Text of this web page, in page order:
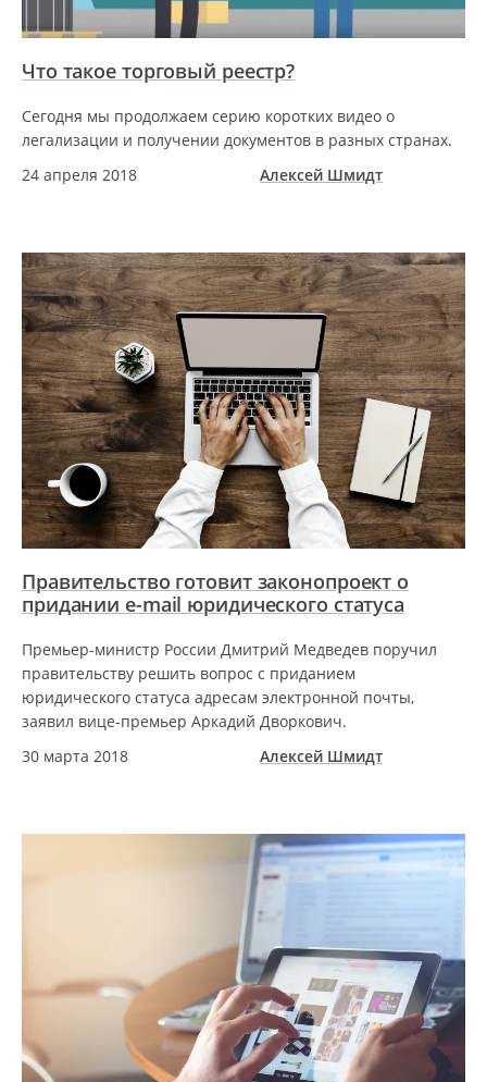
Что такое торговый реестр?
Сегодня мы продолжаем серию коротких видео о
легализации и получении документов в разных странах.
24 апреля 2018
Алексей Шмидт
Правительство готовит законопроект о
придании e-mail юридического статуса
Премьер-министр России Дмитрий Медведев поручил
правительству решить вопрос с приданием
юридического статуса адресам электронной почты,
заявил вице-премьер Аркадий Дворкович.
30 марта 2018
Алексей Шмидт